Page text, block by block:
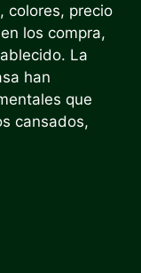
colores, precio
los compra,
La
han
que
cansados,